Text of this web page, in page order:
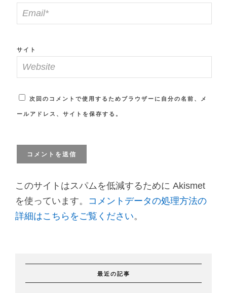
サイト
次回のコメントで使用するためブラウザーに自分の名前、メ
ールアドレス、サイトを保存する。
このサイトはスパムを低減するために Akismet
を使っています。 コメントデータの処理方法の
詳細はこちらをご覧ください。
最近の記事